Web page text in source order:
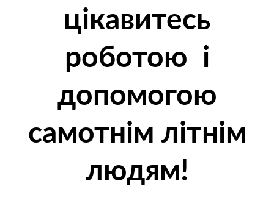
цікавитесь
роботою і
допомогою
самотнім літнім
людям!